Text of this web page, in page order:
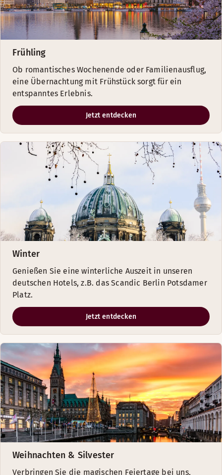
Frühling
Ob romantisches Wochenende oder Familienausflug,
eine Übernachtung mit Frühstück sorgt für ein
entspanntes Erlebnis.
Jetzt entdecken
Winter
Genießen Sie eine winterliche Auszeit in unseren
deutschen Hotels, z.B. das Scandic Berlin Potsdamer
Platz.
Jetzt entdecken
Weihnachten & Silvester
Verbringen Sie die magischen Feiertage bei uns,